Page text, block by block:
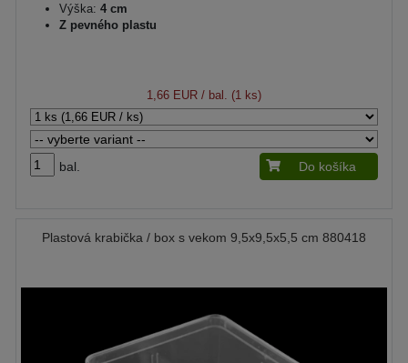
Výška: 4 cm
Z pevného plastu
1,66 EUR / bal. (1 ks)
bal. Do košíka
Plastová krabička / box s vekom 9,5x9,5x5,5 cm 880418